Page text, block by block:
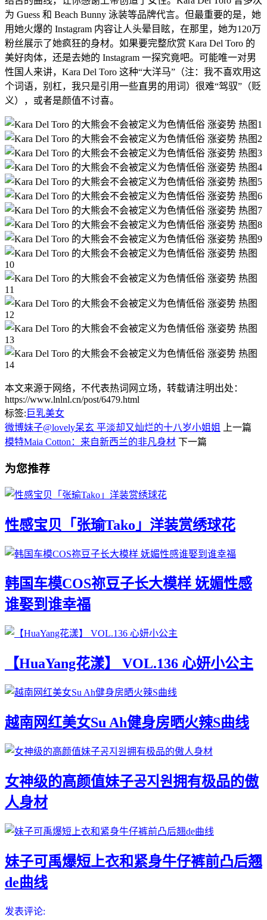
为 Guess 和 Beach Bunny 泳装等品牌代言。但最重要的是，她
用她火爆的 Instagram 内容让人头晕目眩，在那里，她为120万
粉丝展示了她疯狂的身材。如果要完整欣赏 Kara Del Toro 的
美好肉体，还是去她的 Instagram 一探究竟吧。可能唯一对男
性国人来讲，Kara Del Toro 这种“大洋马”（注：我不喜欢用这
个词语，别杠，我只是引用一些直男的用词）很难“驾驭”（贬
义），或者是颜值不讨喜。
本文来源于网络，不代表热词网立场，转载请注明出处：
https://www.lnlnl.cn/post/6479.html
标签: 巨乳美女
微博妹子@lovely呆玄 平淡却又灿烂的十八岁小姐姐
上一篇
模特Maia Cotton：来自新西兰的非凡身材 下一篇
为您推荐
性感宝贝「张瑜Tako」洋装赏绣球花
韩国车模COS祢豆子长大模样 妩媚性感
谁娶到谁幸福
【HuaYang花漾】 VOL.136 心妍小公主
越南网红美女Su Ah健身房晒火辣S曲线
女神级的高颜值妹子공지원拥有极品的傲
人身材
妹子可禹爆短上衣和紧身牛仔裤前凸后翘
de曲线
发表评论: